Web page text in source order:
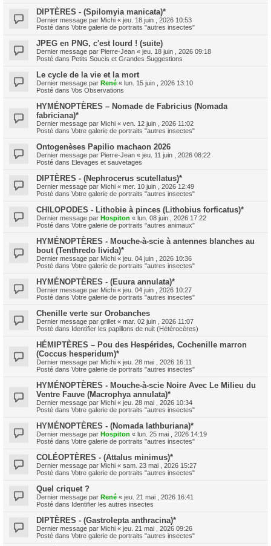
DIPTÈRES - (Spilomyia manicata)*
Dernier message par Michi « jeu. 18 juin , 2026 10:53
Posté dans Votre galerie de portraits "autres insectes"
JPEG en PNG, c'est lourd ! (suite)
Dernier message par Pierre-Jean « jeu. 18 juin , 2026 09:18
Posté dans Petits Soucis et Grandes Suggestions
Le cycle de la vie et la mort
Dernier message par René « lun. 15 juin , 2026 13:10
Posté dans Vos Observations
HYMÉNOPTÈRES – Nomade de Fabricius (Nomada
fabriciana)*
Dernier message par Michi « ven. 12 juin , 2026 11:02
Posté dans Votre galerie de portraits "autres insectes"
Ontogenèses Papilio machaon 2026
Dernier message par Pierre-Jean « jeu. 11 juin , 2026 08:22
Posté dans Elevages et sauvetages
DIPTÈRES - (Nephrocerus scutellatus)*
Dernier message par Michi « mer. 10 juin , 2026 12:49
Posté dans Votre galerie de portraits "autres insectes"
CHILOPODES - Lithobie à pinces (Lithobius forficatus)*
Dernier message par Hospiton « lun. 08 juin , 2026 17:22
Posté dans Votre galerie de portraits "autres animaux"
HYMÉNOPTÈRES - Mouche-à-scie à antennes blanches au
bout (Tenthredo livida)*
Dernier message par Michi « jeu. 04 juin , 2026 10:36
Posté dans Votre galerie de portraits "autres insectes"
HYMÉNOPTÈRES - (Euura annulata)*
Dernier message par Michi « jeu. 04 juin , 2026 10:27
Posté dans Votre galerie de portraits "autres insectes"
Chenille verte sur Orobanches
Dernier message par grillet « mar. 02 juin , 2026 11:07
Posté dans Identifier les papillons de nuit (Hétérocères)
HÉMIPTÈRES – Pou des Hespérides, Cochenille marron
(Coccus hesperidum)*
Dernier message par Michi « jeu. 28 mai , 2026 16:11
Posté dans Votre galerie de portraits "autres insectes"
HYMÉNOPTÈRES - Mouche-à-scie Noire Avec Le Milieu du
Ventre Fauve (Macrophya annulata)*
Dernier message par Michi « jeu. 28 mai , 2026 10:34
Posté dans Votre galerie de portraits "autres insectes"
HYMÉNOPTÈRES - (Nomada lathburiana)*
Dernier message par Hospiton « lun. 25 mai , 2026 14:19
Posté dans Votre galerie de portraits "autres insectes"
COLÉOPTÈRES - (Attalus minimus)*
Dernier message par Michi « sam. 23 mai , 2026 15:27
Posté dans Votre galerie de portraits "autres insectes"
Quel criquet ?
Dernier message par René « jeu. 21 mai , 2026 16:41
Posté dans Identifier les autres insectes
DIPTÈRES - (Gastrolepta anthracina)*
Dernier message par Michi « jeu. 21 mai , 2026 09:26
Posté dans Votre galerie de portraits "autres insectes"